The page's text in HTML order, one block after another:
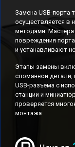
Замена USB-порта
осуществляется в
методами. Мастера
повреждения
и устанавливают
Этапы замены
сломанной детали,
USB-разъема с
станции и
проверяется
монтажа.